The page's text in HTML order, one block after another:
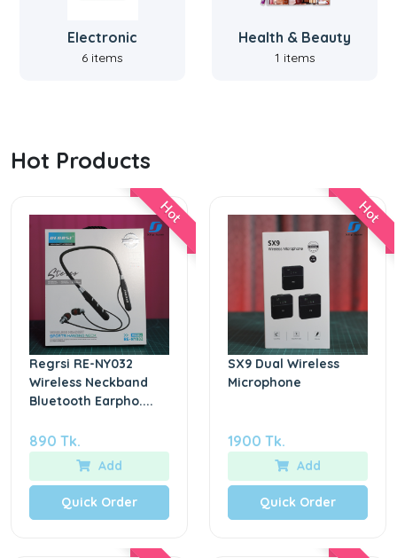
Electronic
6 items
Health & Beauty
1 items
Hot Products
Hot
Regrsi RE-NY032
Wireless Neckband
Bluetooth Earpho....
890 Tk.
Add
Quick Order
Hot
SX9 Dual Wireless
Microphone
1900 Tk.
Add
Quick Order